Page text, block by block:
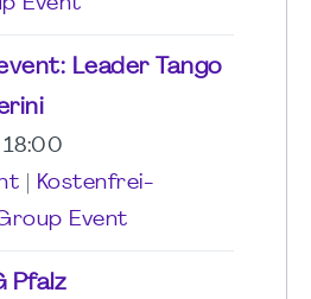
Leader Tango
Kostenfrei-
Event
Pfalz